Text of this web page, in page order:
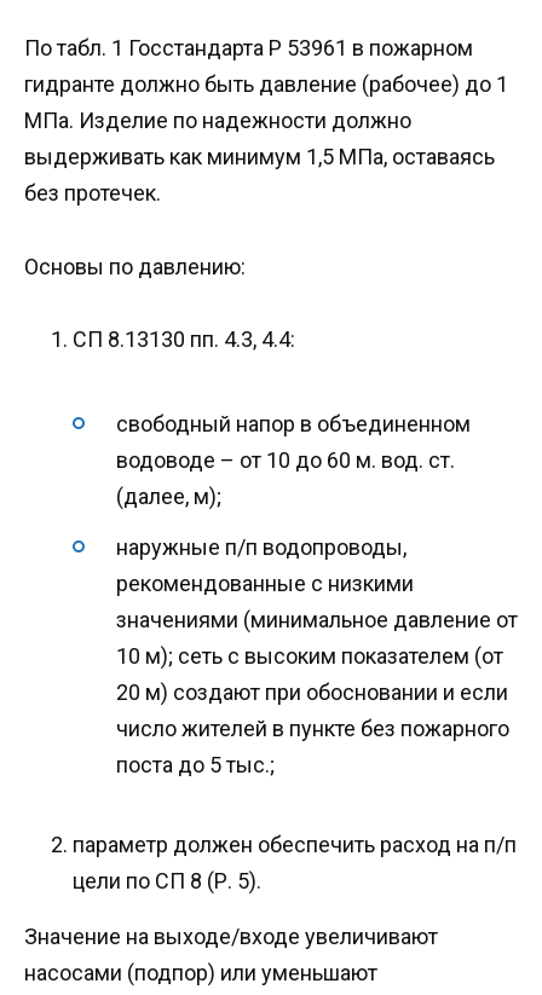
По табл. 1 Госстандарта Р 53961 в пожарном
гидранте должно быть давление (рабочее) до 1
МПа. Изделие по надежности должно
выдерживать как минимум 1,5 МПа, оставаясь
без протечек.
Основы по давлению:
СП 8.13130 пп. 4.3, 4.4:
свободный напор в объединенном
водоводе – от 10 до 60 м. вод. ст.
(далее, м);
наружные п/п водопроводы,
рекомендованные с низкими
значениями (минимальное давление от
10 м); сеть с высоким показателем (от
20 м) создают при обосновании и если
число жителей в пункте без пожарного
поста до 5 тыс.;
параметр должен обеспечить расход на п/п
цели по СП 8 (Р. 5).
Значение на выходе/входе увеличивают
насосами (подпор) или уменьшают